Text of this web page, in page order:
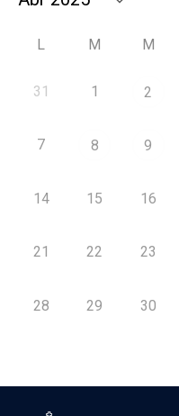
L M M
31 1 2
7 8 9
14 15 16
21 22 23
28 29 30